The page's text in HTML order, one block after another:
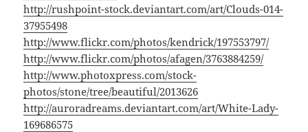
http://rushpoint-stock.deviantart.com/art/Clouds-014-
37955498
http://www.flickr.com/photos/kendrick/197553797/
http://www.flickr.com/photos/afagen/3763884259/
http://www.photoxpress.com/stock-
photos/stone/tree/beautiful/2013626
http://auroradreams.deviantart.com/art/White-Lady-
169686575